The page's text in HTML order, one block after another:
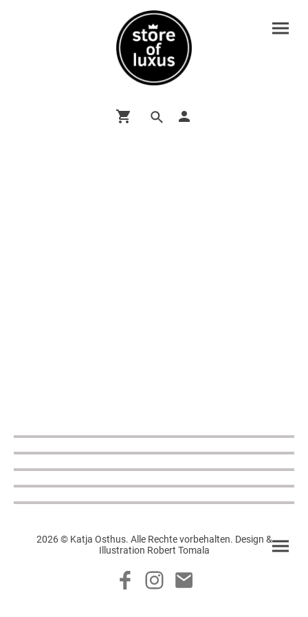
2026 © Katja Osthus. Alle Rechte vorbehalten. Design &
Illustration Robert Tomala